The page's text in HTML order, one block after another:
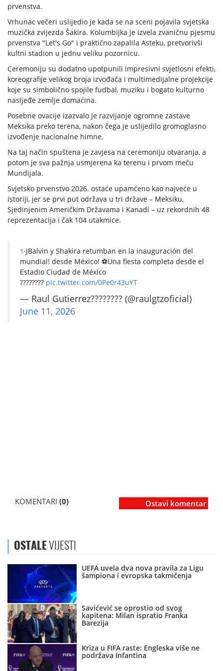
prvenstva.
Vrhunac večeri uslijedio je kada se na sceni pojavila svjetska
muzička zvijezda Šakira. Kolumbijka je izvela zvaničnu pjesmu
prvenstva "Let's Go" i praktično zapalila Asteku, pretvorivši
kultni stadion u jednu veliku pozornicu.
Ceremoniju su dodatno upotpunili impresivni svjetlosni efekti,
koreografije velikog broja izvođača i multimedijalne projekcije
koje su simbolično spojile fudbal, muziku i bogato kulturno
nasljeđe zemlje domaćina.
Posebne ovacije izazvalo je razvijanje ogromne zastave
Meksika preko terena, nakon čega je uslijedilo gromoglasno
izvođenje nacionalne himne.
Na taj način spuštena je zavjesa na ceremoniju otvaranja, a
potom je sva pažnja usmjerena ka terenu i prvom meču
Mundijala.
Svjetsko prvenstvo 2026. ostaće upamćeno kao najveće u
istoriji, jer se prvi put održava u tri države – Meksiku,
Sjedinjenim Američkim Državama i Kanadi – uz rekordnih 48
reprezentacija i čak 104 utakmice.
✨JBalvin y Shakira retumban en la inauguración del
mundial! desde México! ⚽️Una fiesta completa desde el
️Estadio Ciudad de México
???????? pic.twitter.com/0Pe0r43uYT
— Raul Gutierrez???????? (@raulgtzoficial)
June 11, 2026
KOMENTARI (0) Ostavi komentar
OSTALEVIJESTI
UEFA uvela dva nova pravila za Ligu
šampiona i evropska takmičenja
Savićević se oprostio od svog
kapitena: Milan ispratio Franka
Barezija
Kriza u FIFA raste: Engleska više ne
podržava Infantina